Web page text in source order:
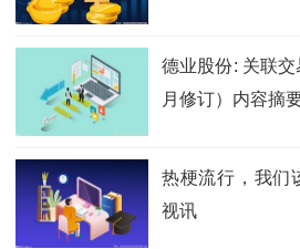
德业股份: 关联
月修订）内容摘
热梗流行，我们
视讯